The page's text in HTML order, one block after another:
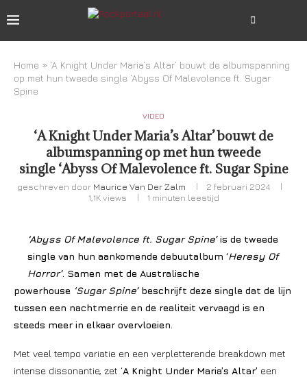
Home » ‘A Knight Under Maria’s Altar’ bouwt de albumspanning
op met hun tweede single ‘Abyss Of Malevolence ft. Sugar
Spine
VIDEO
‘A Knight Under Maria’s Altar’ bouwt de
albumspanning op met hun tweede
single ‘Abyss Of Malevolence ft. Sugar Spine
geschreven door Maurice Van Der Zalm
2 februari 2024
1,1K views 1 minuten leestijd
‘Abyss Of Malevolence ft. Sugar Spine’is de tweede
single van hun aankomende debuutalbum ‘Heresy Of
Horror’. Samen met de Australische
powerhouse ‘Sugar Spine’ beschrijft deze single dat de lijn
tussen een nachtmerrie en de realiteit vervaagd is en
steeds meer in elkaar overvloeien.
Met veel tempo variatie en een verpletterende breakdown met
intense dissonantie, zet ‘A Knight Under Maria’s Altar’ een